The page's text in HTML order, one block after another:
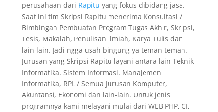
perusahaan dari Rapitu yang fokus dibidang jasa.
Saat ini tim Skripsi Rapitu menerima Konsultasi /
Bimbingan Pembuatan Program Tugas Akhir, Skripsi,
Tesis, Makalah, Penulisan Ilmiah, Karya Tulis dan
lain-lain. Jadi ngga usah bingung ya teman-teman.
Jurusan yang Skripsi Rapitu layani antara lain Teknik
Informatika, Sistem Informasi, Manajemen
Informatika, RPL / Semua Jurusan Komputer,
Akuntansi, Ekonomi dan lain-lain. Untuk jenis
programnya kami melayani mulai dari WEB PHP, CI,